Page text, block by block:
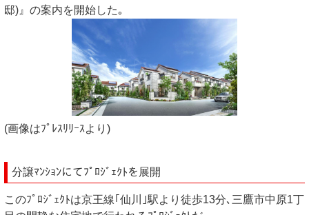
邸)』の案内を開始した｡
(画像はﾌﾟﾚｽﾘﾘｰｽより)
分譲ﾏﾝｼｮﾝにてﾌﾟﾛｼﾞｪｸﾄを展開
このﾌﾟﾛｼﾞｪｸﾄは京王線｢仙川｣駅より徒歩13分､三鷹市中原1丁